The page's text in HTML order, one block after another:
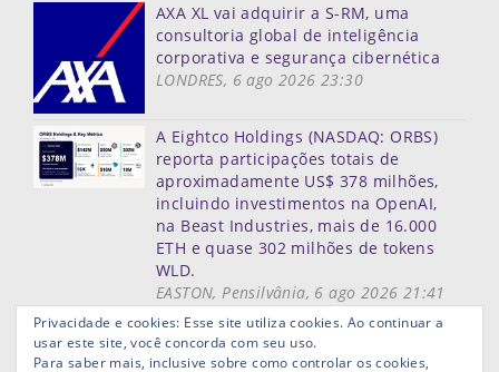
AXA XL vai adquirir a S-RM, uma
consultoria global de inteligência
corporativa e segurança cibernética
LONDRES, 6 ago 2026 23:30
A Eightco Holdings (NASDAQ: ORBS)
reporta participações totais de
aproximadamente US$ 378 milhões,
incluindo investimentos na OpenAI,
na Beast Industries, mais de 16.000
ETH e quase 302 milhões de tokens
WLD.
EASTON, Pensilvânia, 6 ago 2026 21:41
Mais notícias
Mapa do site Termos de usoPrivacidadeLinks ùteis
Privacidade e cookies: Esse site utiliza cookies. Ao continuar a
usar este site, você concorda com seu uso.
Para saber mais, inclusive sobre como controlar os cookies,